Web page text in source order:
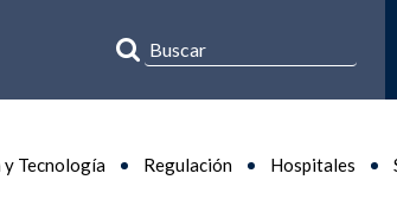
Tecnología Regulación Hospitales